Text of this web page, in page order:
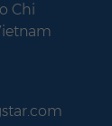
Chi